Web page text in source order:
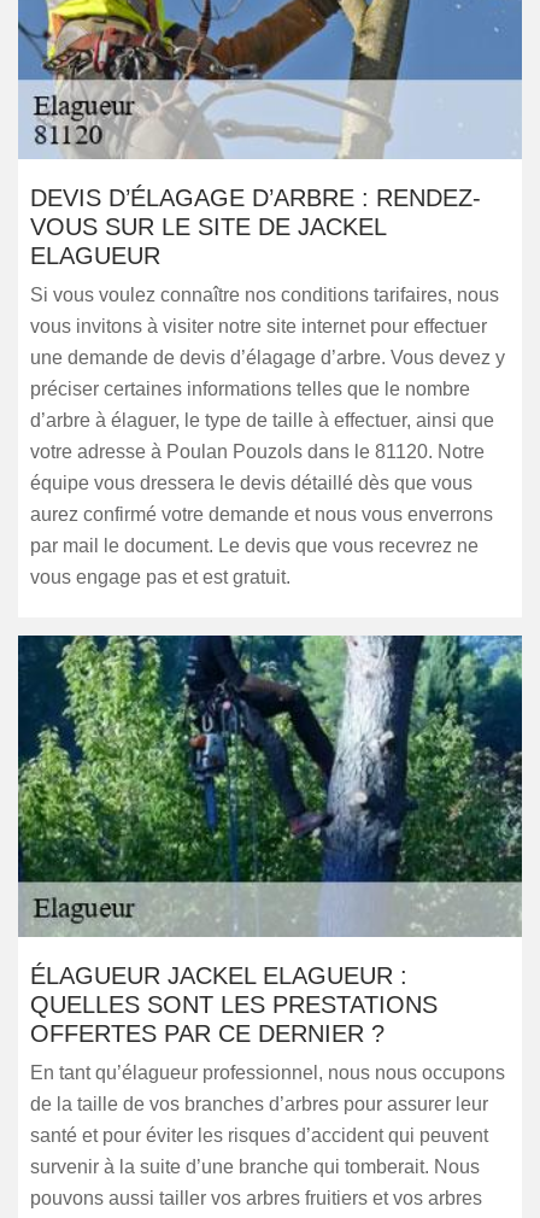
DEVIS D’ÉLAGAGE D’ARBRE : RENDEZ-
VOUS SUR LE SITE DE JACKEL
ELAGUEUR
Si vous voulez connaître nos conditions tarifaires, nous
vous invitons à visiter notre site internet pour effectuer
une demande de devis d’élagage d’arbre. Vous devez y
préciser certaines informations telles que le nombre
d’arbre à élaguer, le type de taille à effectuer, ainsi que
votre adresse à Poulan Pouzols dans le 81120. Notre
équipe vous dressera le devis détaillé dès que vous
aurez confirmé votre demande et nous vous enverrons
par mail le document. Le devis que vous recevrez ne
vous engage pas et est gratuit.
ÉLAGUEUR JACKEL ELAGUEUR :
QUELLES SONT LES PRESTATIONS
OFFERTES PAR CE DERNIER ?
En tant qu’élagueur professionnel, nous nous occupons
de la taille de vos branches d’arbres pour assurer leur
santé et pour éviter les risques d’accident qui peuvent
survenir à la suite d’une branche qui tomberait. Nous
pouvons aussi tailler vos arbres fruitiers et vos arbres